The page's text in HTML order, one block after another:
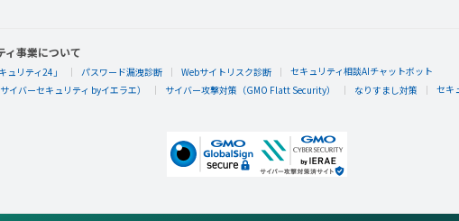
ィ事業について
リティ24」 パスワード漏洩診断 Webサイトリスク診断
セキュリティ相談AIチャットボット
イバーセキュリティ byイエラエ） サイバー攻撃対策（GMO Flatt Security） なりすまし対策 セキ